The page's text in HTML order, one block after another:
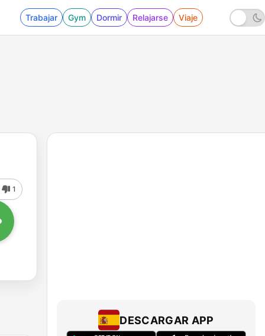
Trabajar Gym Dormir Relajarse Viaje
1
DESCARGAR APP